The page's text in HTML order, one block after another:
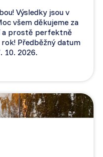
Výsledky jsou v
všem děkujeme za
a prostě perfektně
Předběžný datum
10. 2026.